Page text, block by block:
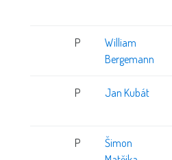
P
William
Bergemann
P Jan Kubát
P
Šimon